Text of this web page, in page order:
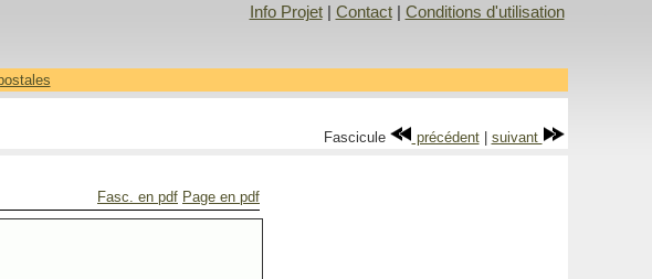
Info Projet| Contact| Conditions d'utilisation
Fascicule précédent| suivant
Fasc. en pdf Page en pdf